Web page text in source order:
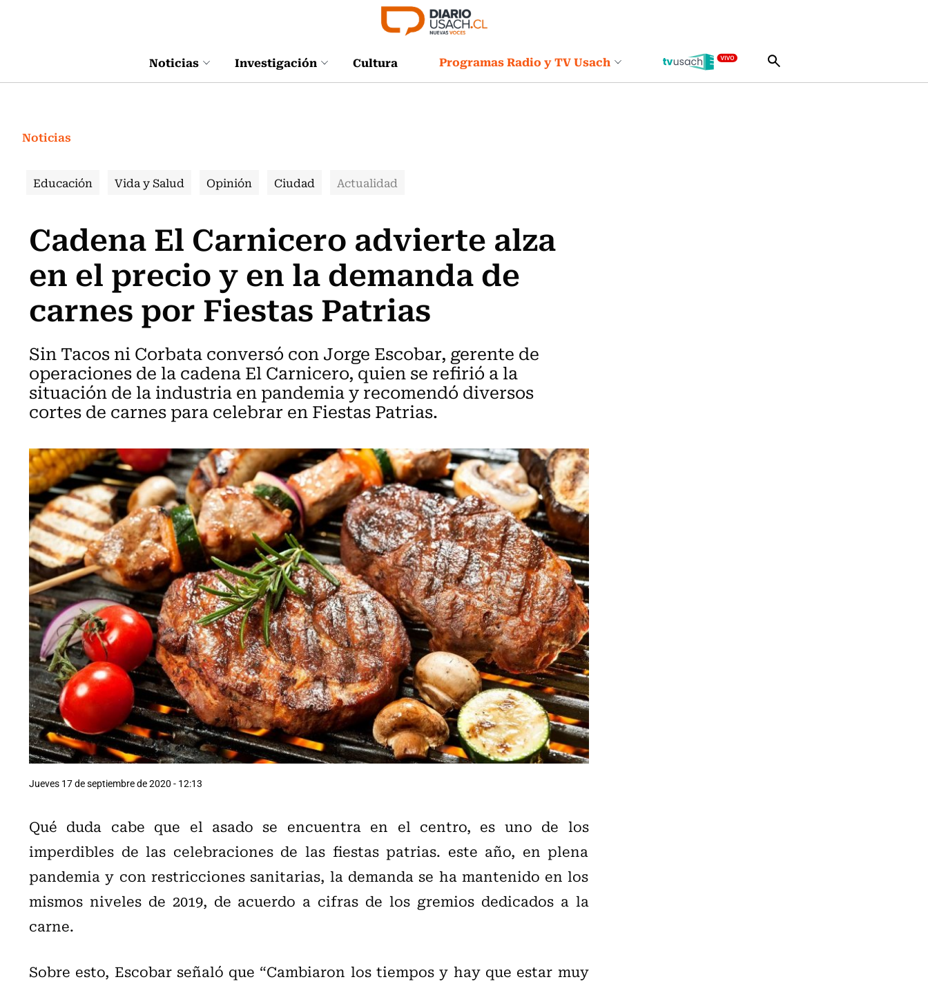
Noticias Investigación Cultura Programas Radio y TV Usach
Noticias
Educación Vida y Salud Opinión Ciudad Actualidad
Cadena El Carnicero advierte alza
en el precio y en la demanda de
carnes por Fiestas Patrias
Sin Tacos ni Corbata conversó con Jorge Escobar, gerente de
operaciones de la cadena El Carnicero, quien se refirió a la
situación de la industria en pandemia y recomendó diversos
cortes de carnes para celebrar en Fiestas Patrias.
Jueves 17 de septiembre de 2020 - 12:13
Qué duda cabe que el asado se encuentra en el centro, es uno de los
imperdibles de las celebraciones de las fiestas patrias. este año, en plena
pandemia y con restricciones sanitarias, la demanda se ha mantenido en los
mismos niveles de 2019, de acuerdo a cifras de los gremios dedicados a la
carne.
Sobre esto, Escobar señaló que “Cambiaron los tiempos y hay que estar muy